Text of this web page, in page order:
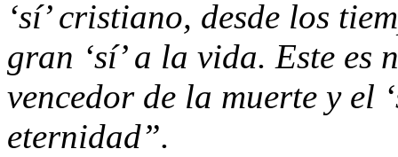
‘sí’ cristiano, desde los
gran ‘sí’ a la vida. Este es
vencedor de la muerte y el
eternidad”.